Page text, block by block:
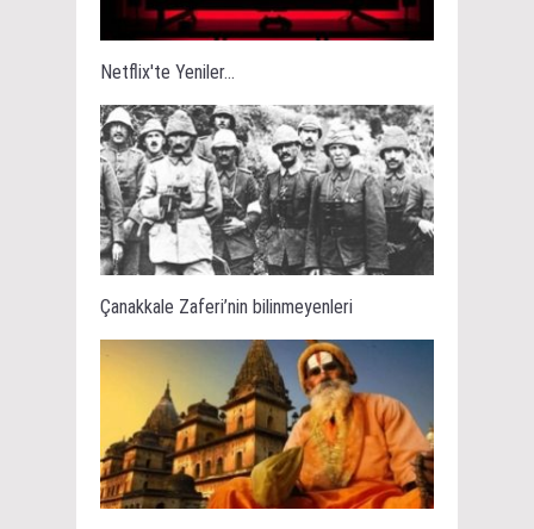
Netflix'te Yeniler...
Çanakkale Zaferi’nin bilinmeyenleri